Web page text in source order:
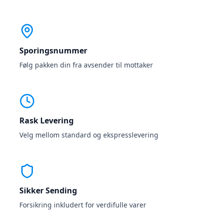
Sporingsnummer
Følg pakken din fra avsender til mottaker
Rask Levering
Velg mellom standard og ekspresslevering
Sikker Sending
Forsikring inkludert for verdifulle varer